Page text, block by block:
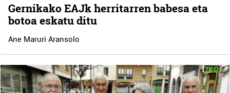
Gernikako EAJk herritarren babesa eta
botoa eskatu ditu
Ane Maruri Aransolo